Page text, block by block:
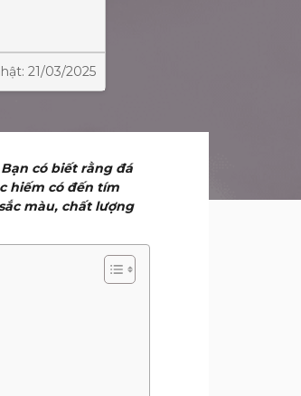
21/03/2025
có biết rằng đá
hiếm có đến tím
màu, chất lượng